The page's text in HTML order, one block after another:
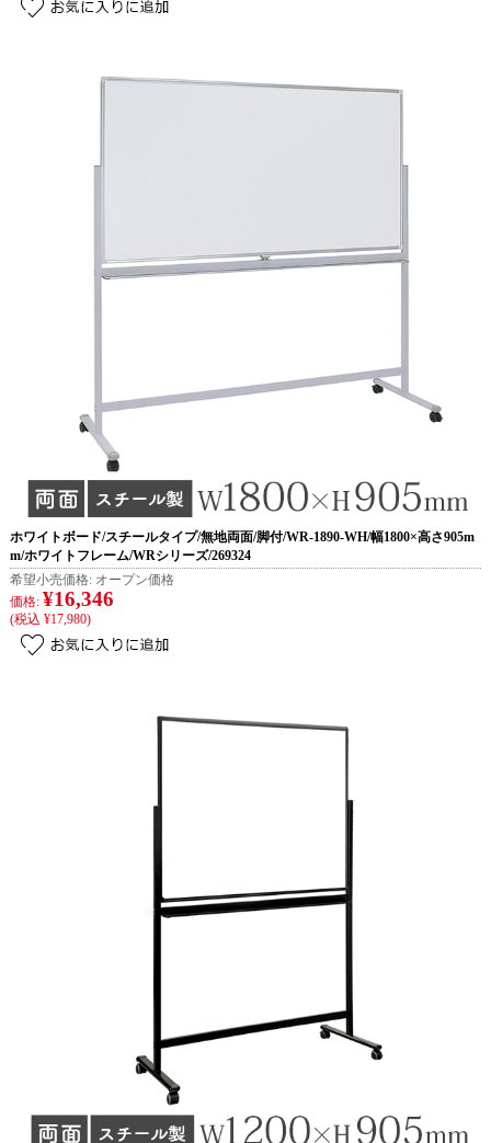
ホワイトボード/スチールタイプ/無地両面/脚付/WR-1890-WH/幅1800×高さ905m
m/ホワイトフレーム/WRシリーズ/269324
希望小売価格: オープン価格
価格: ¥16,346
(税込 ¥17,980)